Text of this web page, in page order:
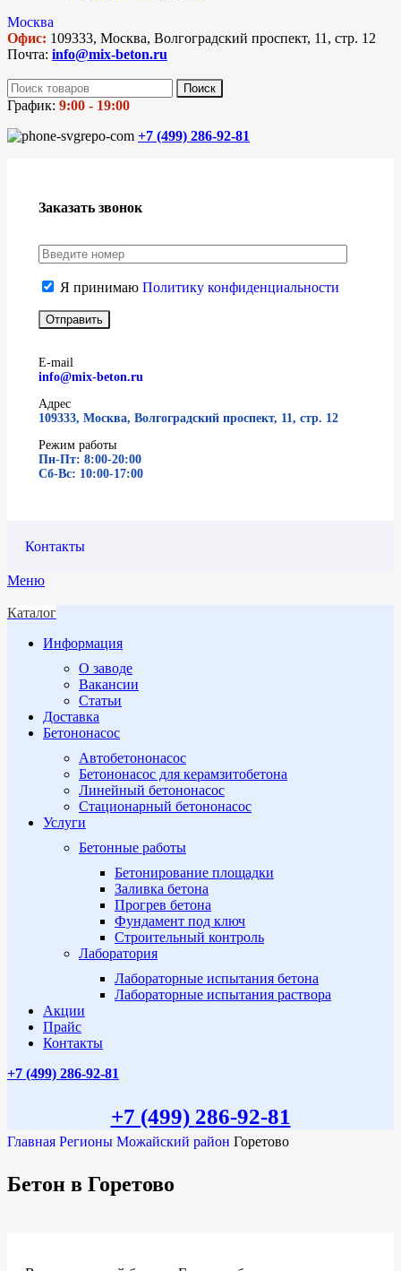
Москва
Офис: 109333, Москва, Волгоградский проспект, 11, стр. 12
Почта: info@mix-beton.ru
Поиск
График: 9:00 - 19:00
+7 (499) 286-92-81
Заказать звонок
Я принимаю Политику конфиденциальности
E-mail
info@mix-beton.ru
Адрес
109333, Москва, Волгоградский проспект, 11, стр. 12
Режим работы
Пн-Пт: 8:00-20:00
Сб-Вс: 10:00-17:00
Контакты
Меню
Каталог
Информация
О заводе
Вакансии
Статьи
Доставка
Бетононасос
Автобетононасос
Бетононасос для керамзитобетона
Линейный бетононасос
Стационарный бетононасос
Услуги
Бетонные работы
Бетонирование площадки
Заливка бетона
Прогрев бетона
Фундамент под ключ
Строительный контроль
Лаборатория
Лабораторные испытания бетона
Лабораторные испытания раствора
Акции
Прайс
Контакты
+7 (499) 286-92-81
+7 (499) 286-92-81
Главная Регионы Можайский район Горетово
Бетон в Горетово